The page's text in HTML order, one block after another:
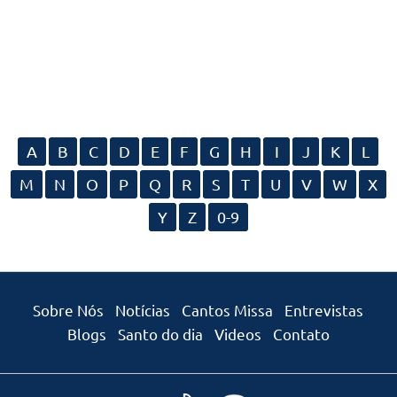
A B C D E F G H I J K
L
M
N O P Q R S T U V W
X
Y
Z 0-9
Sobre Nós Notícias Cantos Missa
Entrevistas
Blogs
Santo do dia Videos Contato